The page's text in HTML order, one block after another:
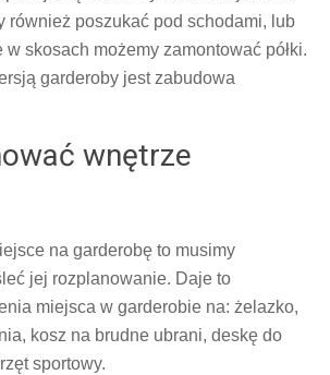
również poszukać pod schodami, lub
skosach możemy zamontować półki.
garderoby jest zabudowa
wnętrze
na garderobę to musimy
jej rozplanowanie. Daje to
miejsca w garderobie na: żelazko,
kosz na brudne ubrani, deskę do
sportowy.